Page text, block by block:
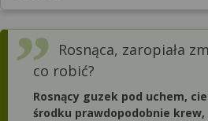
Rosnąca, zaropiała
co robić?
Rosnący guzek pod uchem,
środku prawdopodobnie krew,